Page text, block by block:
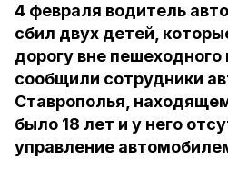
4 февраля водитель
сбил двух детей,
дорогу вне пешеходного
сообщили сотрудники
Ставрополья,
было 18 лет и у него
управление